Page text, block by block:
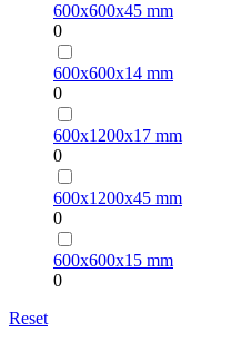
600х600х45 mm
0
600х600х14 mm
0
600х1200х17 mm
0
600х1200х45 mm
0
600х600х15 mm
0
Reset